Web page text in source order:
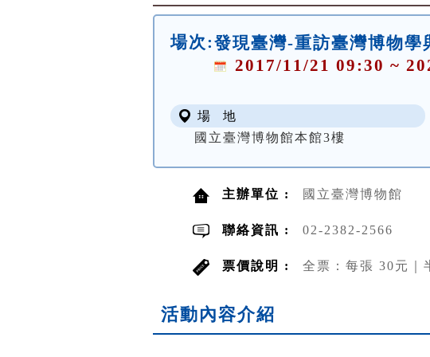
場次:發現臺灣-重訪臺灣博物學
2017/11/21 09:30 ~
場 地
國立臺灣博物館本館3樓
主辦單位 : 國立臺灣博物館
聯絡資訊 : 02-2382-2566
票價說明 : 全票：每張 30元｜
活動內容介紹